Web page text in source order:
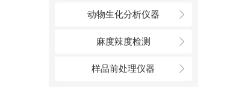
动物生化分析仪器
麻度辣度检测
样品前处理仪器